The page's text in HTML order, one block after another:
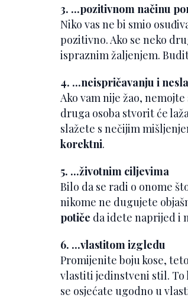
3. ...pozitivnom načinu
Niko vas ne bi smio
pozitivno. Ako se neko
ispraznim žaljenjem.
4. ...neispričavanju i
Ako vam nije žao,
druga osoba stvorit će
slažete s nečijim
korektni.
5. ...životnim ciljevima
Bilo da se radi o onome
nikome ne dugujete
potiče da idete naprijed i
6. ...vlastitom izgledu
Promijenite boju kose,
vlastiti jedinstveni stil. To
se osjećate ugodno u